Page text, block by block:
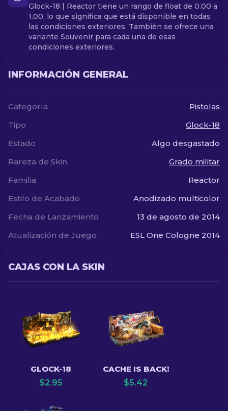
Glock-18 | Reactor tiene un rango de float de 0.00 a
1.00, lo que significa que está disponible en todas
las condiciones exteriores. También se ofrece una
variante Souvenir para cada una de esas
condiciones exteriores.
INFORMACIÓN GENERAL
Categoría
Pistolas
Tipo
Glock-18
Estado
Algo desgastado
Rareza de Skin
Grado militar
Familia
Reactor
Estilo de Acabado
Anodizado multicolor
Fecha de Lanzamiento
13 de agosto de 2014
Atualización de Juego
ESL One Cologne 2014
CAJAS CON LA SKIN
GLOCK-18
$2.95
CACHE IS BACK!
$5.42